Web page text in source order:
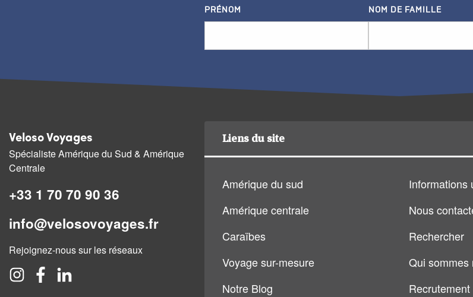
PRÉNOM NOM DE FAMILLE
Veloso Voyages
Spécialiste Amérique du Sud & Amérique
Centrale
+33 1 70 70 90 36
info@velosovoyages.fr
Rejoignez-nous sur les réseaux
Liens du site
Amérique du sud
Amérique centrale
Caraïbes
Voyage sur-mesure
Notre Blog
Informations
Nous
Rechercher
Qui sommes
Recrutement